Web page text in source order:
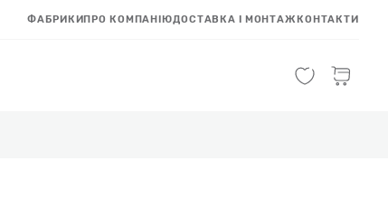
ФАБРИКИПРО КОМПАНІЮДОСТАВКА І МОНТАЖКОНТАКТИ